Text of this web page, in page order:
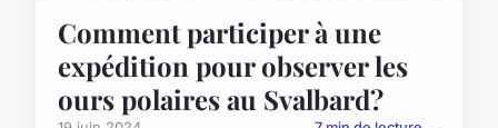
Comment participer à une
expédition pour observer les
ours polaires au Svalbard?